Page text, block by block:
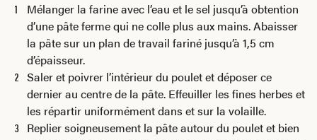
Mélanger la farine avec l’eau et le sel jusqu’à obtention
d’une pâte ferme qui ne colle plus aux mains. Abaisser
la pâte sur un plan de travail fariné jusqu’à 1,5 cm
d’épaisseur.
Saler et poivrer l’intérieur du poulet et déposer ce
dernier au centre de la pâte. Effeuiller les fines herbes et
les répartir uniformément dans et sur la volaille.
Replier soigneusement la pâte autour du poulet et bien